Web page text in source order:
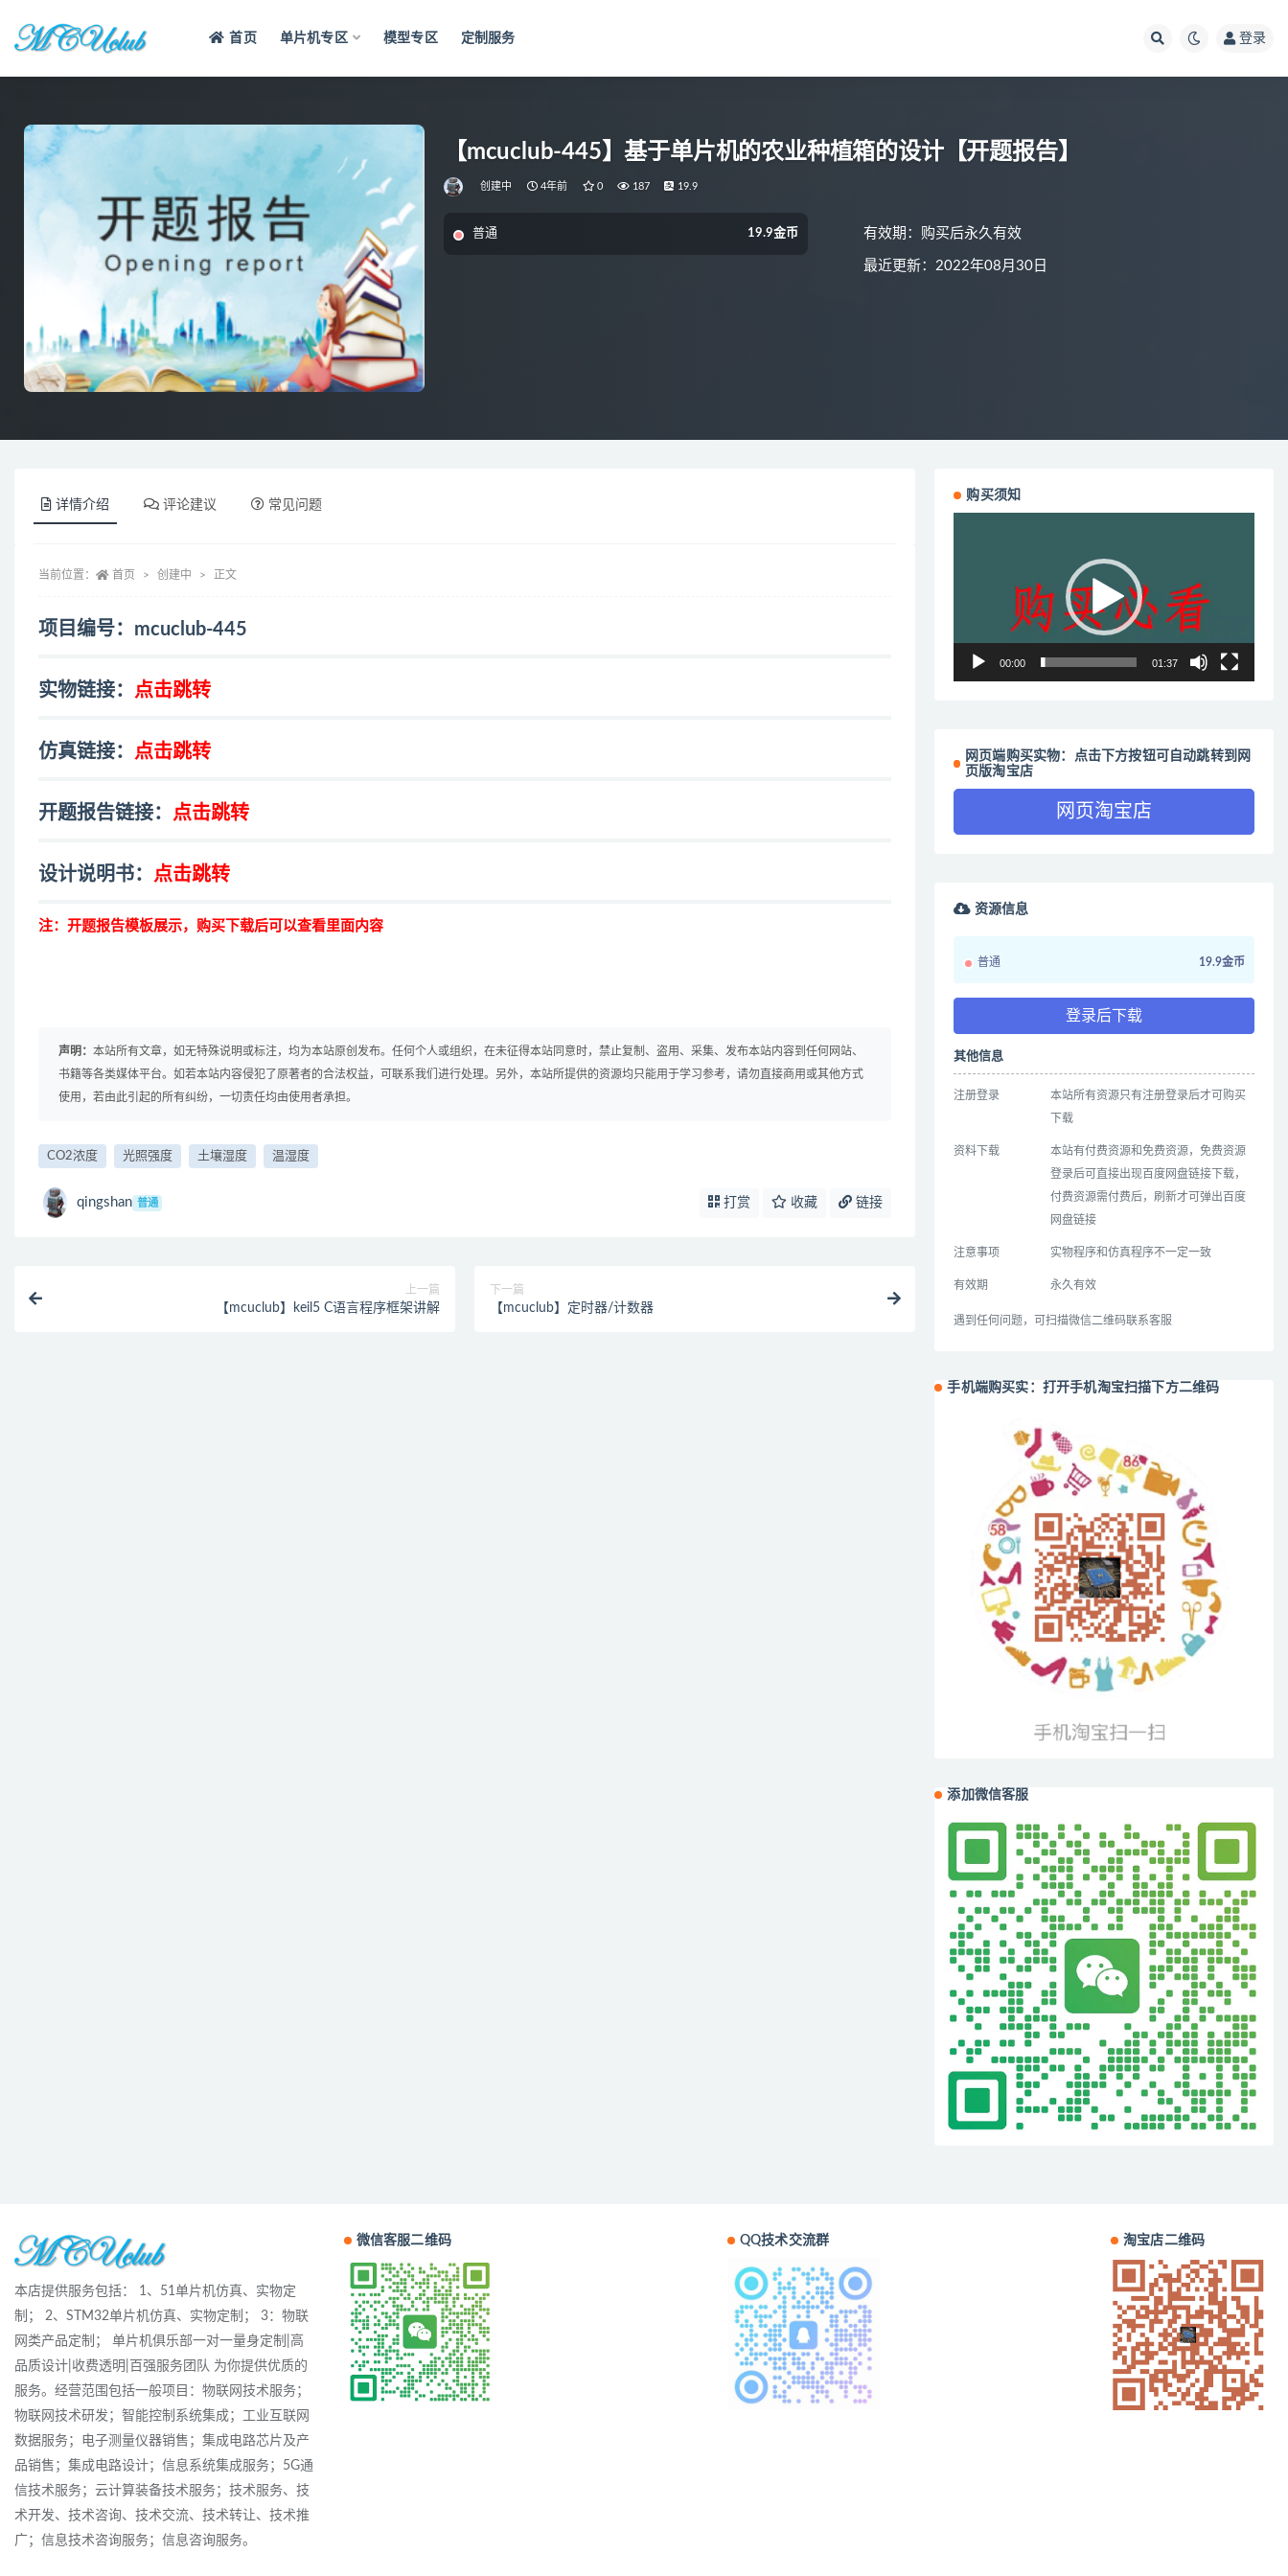
首页 单片机专区 模型专区 定制服务 登录
【mcuclub-445】基于单片机的农业种植箱的设计【开题报告】
创建中 4年前 0 187 19.9
普通 19.9金币 有效期：购买后永久有效
最近更新：2022年08月30日
详情介绍 评论建议 常见问题
当前位置： 首页 创建中 正文
项目编号：mcuclub-445
实物链接： 点击跳转
仿真链接： 点击跳转
开题报告链接： 点击跳转
设计说明书： 点击跳转
注：开题报告模板展示，购买下载后可以查看里面内容
声明： 本站所有文章，如无特殊说明或标注，均为本站原创发布。任何个人或组织，在未征得本站同意时，禁止复制、盗用、采集、发布本站内容到任何网站、
书籍等各类媒体平台。如若本站内容侵犯了原著者的合法权益，可联系我们进行处理。另外，本站所提供的资源均只能用于学习参考，请勿直接商用或其他方式
使用，若由此引起的所有纠纷，一切责任均由使用者承担。
CO2浓度 光照强度 土壤湿度 温湿度
qingshan 普通 打赏 收藏 链接
上一篇
【mcuclub】keil5 C语言程序框架讲解
下一篇
【mcuclub】定时器/计数器
购买须知
00:00 01:37
网页端购买实物：点击下方按钮可自动跳转到网
页版淘宝店
网页淘宝店
资源信息
普通 19.9金币
登录后下载
其他信息
注册登录
本站所有资源只有注册登录后才可购买
下载
资料下载
本站有付费资源和免费资源，免费资源
登录后可直接出现百度网盘链接下载，
付费资源需付费后，刷新才可弹出百度
网盘链接
注意事项 实物程序和仿真程序不一定一致
有效期 永久有效
遇到任何问题，可扫描微信二维码联系客服
手机端购买实：打开手机淘宝扫描下方二维码
添加微信客服
本店提供服务包括： 1、51单片机仿真、实物定
制； 2、STM32单片机仿真、实物定制； 3：物联
网类产品定制； 单片机俱乐部一对一量身定制|高
品质设计|收费透明|百强服务团队 为你提供优质的
服务。经营范围包括一般项目：物联网技术服务；
物联网技术研发；智能控制系统集成；工业互联网
数据服务；电子测量仪器销售；集成电路芯片及产
品销售；集成电路设计；信息系统集成服务；5G通
信技术服务；云计算装备技术服务；技术服务、技
术开发、技术咨询、技术交流、技术转让、技术推
广；信息技术咨询服务；信息咨询服务。
微信客服二维码 QQ技术交流群 淘宝店二维码